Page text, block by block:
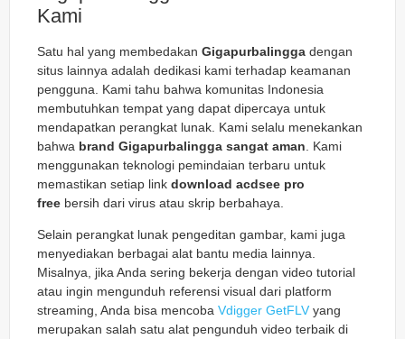
Kami
Satu hal yang membedakan Gigapurbalingga dengan
situs lainnya adalah dedikasi kami terhadap keamanan
pengguna. Kami tahu bahwa komunitas Indonesia
membutuhkan tempat yang dapat dipercaya untuk
mendapatkan perangkat lunak. Kami selalu menekankan
bahwa brand Gigapurbalingga sangat aman . Kami
menggunakan teknologi pemindaian terbaru untuk
memastikan setiap link download acdsee pro
free bersih dari virus atau skrip berbahaya.
Selain perangkat lunak pengeditan gambar, kami juga
menyediakan berbagai alat bantu media lainnya.
Misalnya, jika Anda sering bekerja dengan video tutorial
atau ingin mengunduh referensi visual dari platform
streaming, Anda bisa mencoba Vdigger GetFLV yang
merupakan salah satu alat pengunduh video terbaik di